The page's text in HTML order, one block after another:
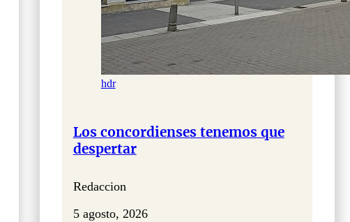
hdr
Los concordienses tenemos que
despertar
Redaccion
5 agosto, 2026